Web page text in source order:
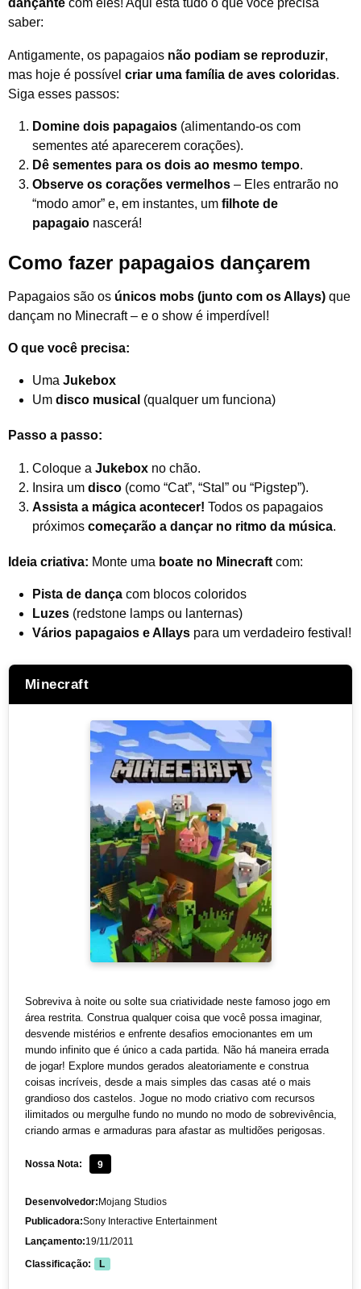
dançante com eles! Aqui está tudo o que você precisa
saber:
Antigamente, os papagaios não podiam se reproduzir,
mas hoje é possível criar uma família de aves coloridas.
Siga esses passos:
Domine dois papagaios (alimentando-os com
sementes até aparecerem corações).
Dê sementes para os dois ao mesmo tempo.
Observe os corações vermelhos – Eles entrarão no
“modo amor” e, em instantes, um filhote de
papagaio nascerá!
Como fazer papagaios dançarem
Papagaios são os únicos mobs (junto com os Allays) que
dançam no Minecraft – e o show é imperdível!
O que você precisa:
Uma Jukebox
Um disco musical (qualquer um funciona)
Passo a passo:
Coloque a Jukebox no chão.
Insira um disco (como “Cat”, “Stal” ou “Pigstep”).
Assista a mágica acontecer! Todos os papagaios
próximos começarão a dançar no ritmo da música.
Ideia criativa: Monte uma boate no Minecraft com:
Pista de dança com blocos coloridos
Luzes (redstone lamps ou lanternas)
Vários papagaios e Allays para um verdadeiro festival!
Minecraft
Sobreviva à noite ou solte sua criatividade neste famoso jogo em
área restrita. Construa qualquer coisa que você possa imaginar,
desvende mistérios e enfrente desafios emocionantes em um
mundo infinito que é único a cada partida. Não há maneira errada
de jogar! Explore mundos gerados aleatoriamente e construa
coisas incríveis, desde a mais simples das casas até o mais
grandioso dos castelos. Jogue no modo criativo com recursos
ilimitados ou mergulhe fundo no mundo no modo de sobrevivência,
criando armas e armaduras para afastar as multidões perigosas.
Nossa Nota: 9
Desenvolvedor:Mojang Studios
Publicadora:Sony Interactive Entertainment
Lançamento:19/11/2011
Classificação: L